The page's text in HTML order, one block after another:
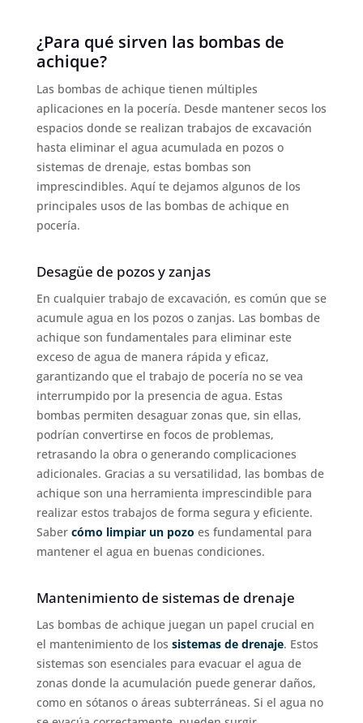
¿Para qué sirven las bombas de
achique?
Las bombas de achique tienen múltiples
aplicaciones en la pocería. Desde mantener secos los
espacios donde se realizan trabajos de excavación
hasta eliminar el agua acumulada en pozos o
sistemas de drenaje, estas bombas son
imprescindibles. Aquí te dejamos algunos de los
principales usos de las bombas de achique en
pocería.
Desagüe de pozos y zanjas
En cualquier trabajo de excavación, es común que se
acumule agua en los pozos o zanjas. Las bombas de
achique son fundamentales para eliminar este
exceso de agua de manera rápida y eficaz,
garantizando que el trabajo de pocería no se vea
interrumpido por la presencia de agua. Estas
bombas permiten desaguar zonas que, sin ellas,
podrían convertirse en focos de problemas,
retrasando la obra o generando complicaciones
adicionales. Gracias a su versatilidad, las bombas de
achique son una herramienta imprescindible para
realizar estos trabajos de forma segura y eficiente.
Saber cómo limpiar un pozo es fundamental para
mantener el agua en buenas condiciones.
Mantenimiento de sistemas de drenaje
Las bombas de achique juegan un papel crucial en
el mantenimiento de los sistemas de drenaje. Estos
sistemas son esenciales para evacuar el agua de
zonas donde la acumulación puede generar daños,
como en sótanos o áreas subterráneas. Si el agua no